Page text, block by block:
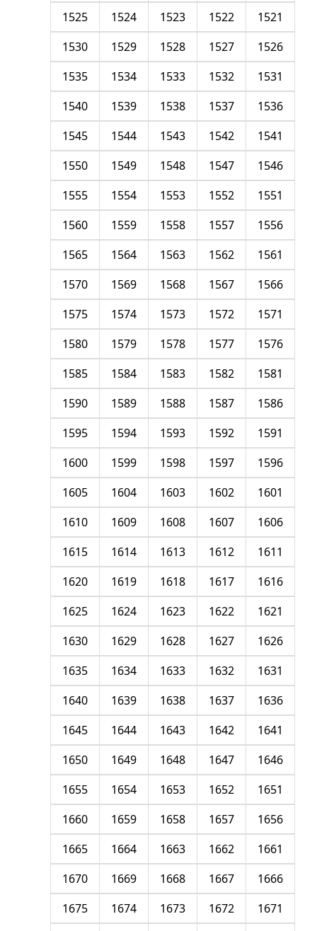
1521
1522
1523
1524
1525
1526
1527
1528
1529
1530
1531
1532
1533
1534
1535
1536
1537
1538
1539
1540
1541
1542
1543
1544
1545
1546
1547
1548
1549
1550
1551
1552
1553
1554
1555
1556
1557
1558
1559
1560
1561
1562
1563
1564
1565
1566
1567
1568
1569
1570
1571
1572
1573
1574
1575
1576
1577
1578
1579
1580
1581
1582
1583
1584
1585
1586
1587
1588
1589
1590
1591
1592
1593
1594
1595
1596
1597
1598
1599
1600
1601
1602
1603
1604
1605
1606
1607
1608
1609
1610
1611
1612
1613
1614
1615
1616
1617
1618
1619
1620
1621
1622
1623
1624
1625
1626
1627
1628
1629
1630
1631
1632
1633
1634
1635
1636
1637
1638
1639
1640
1641
1642
1643
1644
1645
1646
1647
1648
1649
1650
1651
1652
1653
1654
1655
1656
1657
1658
1659
1660
1661
1662
1663
1664
1665
1666
1667
1668
1669
1670
1671
1672
1673
1674
1675